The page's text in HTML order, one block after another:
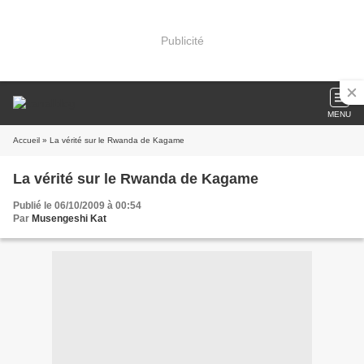
Publicité
MENU
Accueil » La vérité sur le Rwanda de Kagame
La vérité sur le Rwanda de Kagame
Publié le 06/10/2009 à 00:54
Par Musengeshi Kat